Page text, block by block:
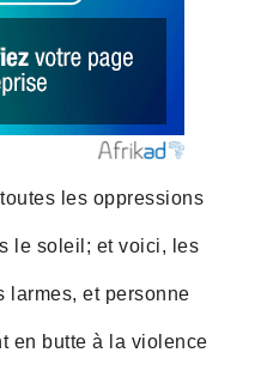
les oppressions
le soleil; et voici, les
larmes, et personne
en butte à la violence